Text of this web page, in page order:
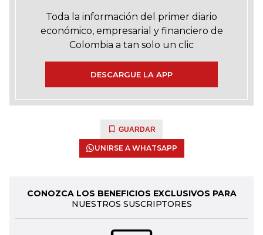
Toda la información del primer diario
económico, empresarial y financiero de
Colombia a tan solo un clic
DESCARGUE LA APP
GUARDAR
UNIRSE A WHATSAPP
CONOZCA LOS BENEFICIOS EXCLUSIVOS PARA
NUESTROS SUSCRIPTORES